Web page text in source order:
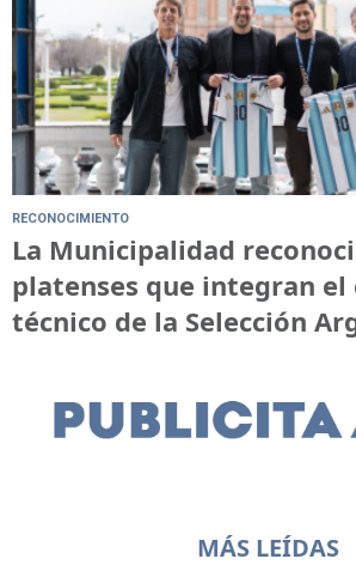
RECONOCIMIENTO
La Municipalidad
platenses que integran el
técnico de la Selección
MÁS LEÍDAS